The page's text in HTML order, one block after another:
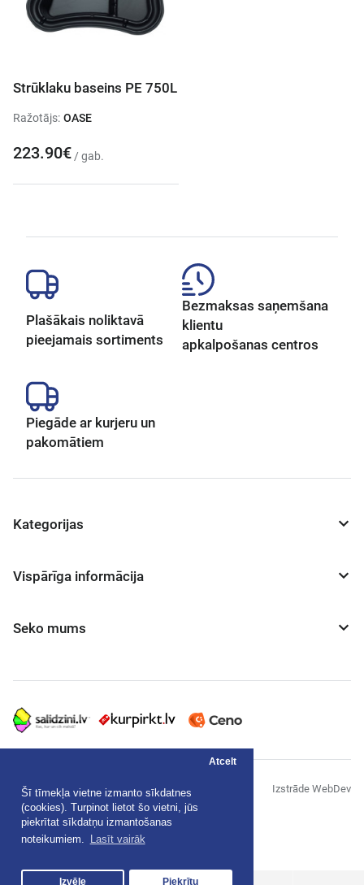
Šī tīmekļa vietne izmanto sīkdatnes
(cookies). Turpinot lietot šo vietni, jūs
piekrītat sīkdatņu izmantošanas
noteikumiem.
Lasīt vairāk
Atcelt
Izvēle Piekrītu
Strūklaku baseins PE 750L
Ražotājs: OASE
223.90€ / gab.
Plašākais noliktavā
pieejamais sortiments
Bezmaksas saņemšana
klientu
apkalpošanas centros
Piegāde ar kurjeru un
pakomātiem
Kategorijas
Vispārīga informācija
Seko mums
© "AS Akvedukts" 2026
Privātuma politika
Noteikumi
Izstrāde WebDev